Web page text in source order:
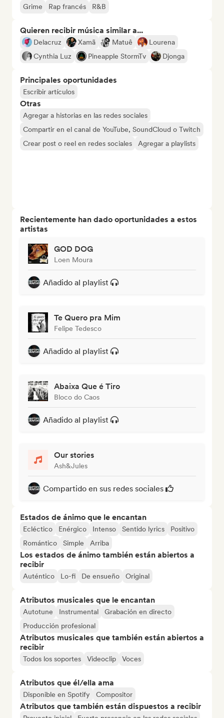
Grime Rap francés R&B
Quieren recibir música similar a...
Delacruz Xamã Matuê
Lourena
Cynthia Luz
Pineapple StormTv Djonga
Principales oportunidades
Escribir artículos
Otras
Agregar a historias en las redes sociales
Compartir en el canal de YouTube, SoundCloud o Twitch
Crear post o reel en redes sociales
Agregar a playlists
Recientemente han dado oportunidades a estos
artistas
GOD DOG
Loen Moura
Añadido al playlist
Te Quero pra Mim
Felipe Tedesco
Añadido al playlist
Abaixa Que é Tiro
Bloco do Caos
Añadido al playlist
Our stories
Ash&Jules
Compartido en sus redes sociales
Estados de ánimo que le encantan
Ecléctico Enérgico Intenso Sentido lyrics
Positivo
Romántico
Simple Arriba
Los estados de ánimo también están abiertos a
recibir
Auténtico Lo-fi De ensueño Original
Atributos musicales que le encantan
Autotune Instrumental
Grabación en directo
Producción profesional
Atributos musicales que también están abiertos a
recibir
Todos los soportes Videoclip Voces
Atributos que él/ella ama
Disponible en Spotify Compositor
Atributos que también están dispuestos a recibir